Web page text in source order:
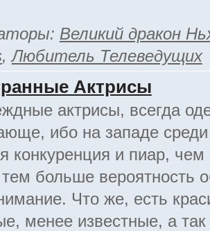
Великий дракон
,Любитель Телеведущих
Актрисы
актрисы, всегда
ибо на западе среди
конкуренция и пиар, чем
больше вероятность
Что же, есть
менее известные, а